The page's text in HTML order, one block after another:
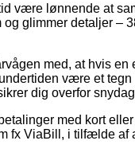
være lønnende at
og glimmer detaljer –
med, at hvis en
være et
dig overfor
med kort
fx ViaBill, i tilfælde af